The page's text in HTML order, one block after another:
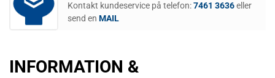
Kontakt kundeservice på telefon:7461 3636eller
send en MAIL
INFORMATION &